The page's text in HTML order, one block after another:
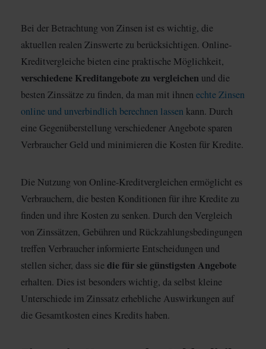
Bei der Betrachtung von Zinsen ist es wichtig, die
aktuellen realen Zinswerte zu berücksichtigen. Online-
Kreditvergleiche bieten eine praktische Möglichkeit,
verschiedene Kreditangebote zu vergleichen und die
besten Zinssätze zu finden, da man mit ihnen echte Zinsen
online und unverbindlich berechnen lassen kann. Durch
eine Gegenüberstellung verschiedener Angebote sparen
Verbraucher Geld und minimieren die Kosten für Kredite.
Die Nutzung von Online-Kreditvergleichen ermöglicht es
Verbrauchern, die besten Konditionen für ihre Kredite zu
finden und ihre Kosten zu senken. Durch den Vergleich
von Zinssätzen, Gebühren und Rückzahlungsbedingungen
treffen Verbraucher informierte Entscheidungen und
stellen sicher, dass siedie für sie günstigsten Angebote
erhalten. Dies ist besonders wichtig, da selbst kleine
Unterschiede im Zinssatz erhebliche Auswirkungen auf
die Gesamtkosten eines Kredits haben.